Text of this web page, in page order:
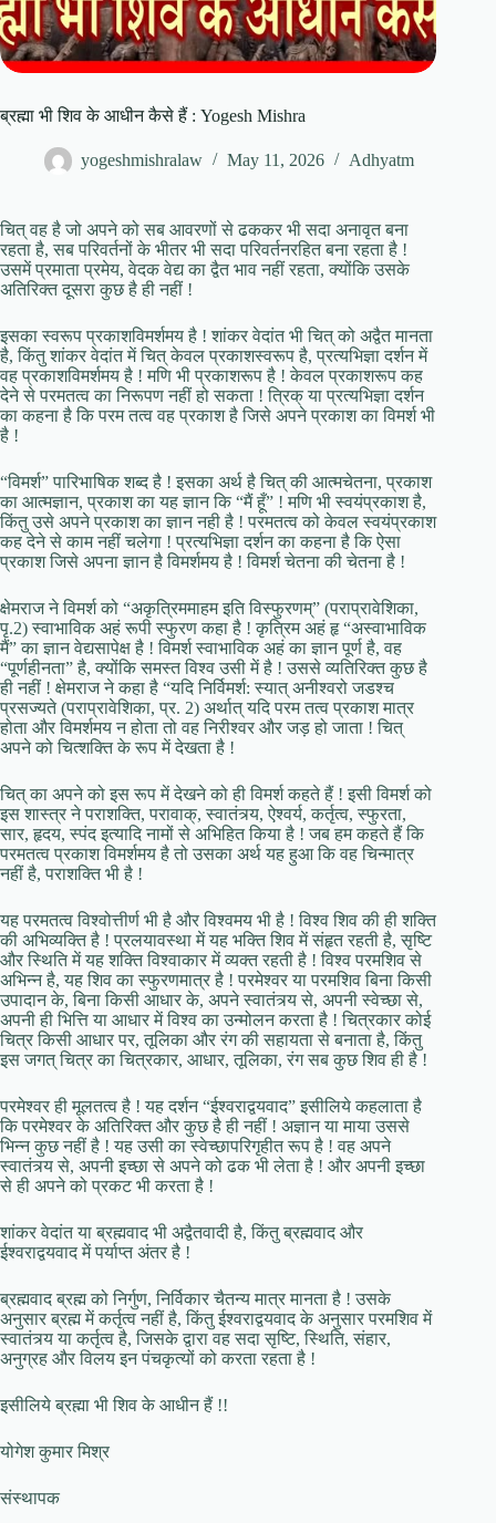
ब्रह्मा भी शिव के आधीन कैसे हैं : Yogesh Mishra
yogeshmishralaw May 11, 2026 Adhyatm
चित् वह है जो अपने को सब आवरणों से ढककर भी सदा अनावृत बना
रहता है, सब परिवर्तनों के भीतर भी सदा परिवर्तनरहित बना रहता है !
उसमें प्रमाता प्रमेय, वेदक वेद्य का द्वैत भाव नहीं रहता, क्योंकि उसके
अतिरिक्त दूसरा कुछ है ही नहीं !
इसका स्वरूप प्रकाशविमर्शमय है ! शांकर वेदांत भी चित् को अद्वैत मानता
है, किंतु शांकर वेदांत में चित् केवल प्रकाशस्वरूप है, प्रत्यभिज्ञा दर्शन में
वह प्रकाशविमर्शमय है ! मणि भी प्रकाशरूप है ! केवल प्रकाशरूप कह
देने से परमतत्व का निरूपण नहीं हो सकता ! त्रिक् या प्रत्यभिज्ञा दर्शन
का कहना है कि परम तत्व वह प्रकाश है जिसे अपने प्रकाश का विमर्श भी
है !
“विमर्श” पारिभाषिक शब्द है ! इसका अर्थ है चित् की आत्मचेतना, प्रकाश
का आत्मज्ञान, प्रकाश का यह ज्ञान कि “मैं हूँ” ! मणि भी स्वयंप्रकाश है,
किंतु उसे अपने प्रकाश का ज्ञान नही है ! परमतत्व को केवल स्वयंप्रकाश
कह देने से काम नहीं चलेगा ! प्रत्यभिज्ञा दर्शन का कहना है कि ऐसा
प्रकाश जिसे अपना ज्ञान है विमर्शमय है ! विमर्श चेतना की चेतना है !
क्षेमराज ने विमर्श को “अकृत्रिममाहम इति विस्फुरणम्” (पराप्रावेशिका,
पृ.2) स्वाभाविक अहं रूपी स्फुरण कहा है ! कृत्रिम अहं हृ “अस्वाभाविक
मैं” का ज्ञान वेद्यसापेक्ष है ! विमर्श स्वाभाविक अहं का ज्ञान पूर्ण है, वह
“पूर्णहीनता” है, क्योंकि समस्त विश्व उसी में है ! उससे व्यतिरिक्त कुछ है
ही नहीं ! क्षेमराज ने कहा है “यदि निर्विमर्श: स्यात् अनीश्वरो जडश्च
प्रसज्यते (पराप्रावेशिका, प्र. 2) अर्थात् यदि परम तत्व प्रकाश मात्र
होता और विमर्शमय न होता तो वह निरीश्वर और जड़ हो जाता ! चित्
अपने को चित्शक्ति के रूप में देखता है !
चित् का अपने को इस रूप में देखने को ही विमर्श कहते हैं ! इसी विमर्श को
इस शास्त्र ने पराशक्ति, परावाक्, स्वातंत्र्य, ऐश्वर्य, कर्तृत्व, स्फुरता,
सार, हृदय, स्पंद इत्यादि नामों से अभिहित किया है ! जब हम कहते हैं कि
परमतत्व प्रकाश विमर्शमय है तो उसका अर्थ यह हुआ कि वह चिन्मात्र
नहीं है, पराशक्ति भी है !
यह परमतत्व विश्वोत्तीर्ण भी है और विश्वमय भी है ! विश्व शिव की ही शक्ति
की अभिव्यक्ति है ! प्रलयावस्था में यह भक्ति शिव में संहृत रहती है, सृष्टि
और स्थिति में यह शक्ति विश्वाकार में व्यक्त रहती है ! विश्व परमशिव से
अभिन्न है, यह शिव का स्फुरणमात्र है ! परमेश्वर या परमशिव बिना किसी
उपादान के, बिना किसी आधार के, अपने स्वातंत्र्य से, अपनी स्वेच्छा से,
अपनी ही भित्ति या आधार में विश्व का उन्मोलन करता है ! चित्रकार कोई
चित्र किसी आधार पर, तूलिका और रंग की सहायता से बनाता है, किंतु
इस जगत् चित्र का चित्रकार, आधार, तूलिका, रंग सब कुछ शिव ही है !
परमेश्वर ही मूलतत्व है ! यह दर्शन “ईश्वराद्वयवाद” इसीलिये कहलाता है
कि परमेश्वर के अतिरिक्त और कुछ है ही नहीं ! अज्ञान या माया उससे
भिन्न कुछ नहीं है ! यह उसी का स्वेच्छापरिगृहीत रूप है ! वह अपने
स्वातंत्र्य से, अपनी इच्छा से अपने को ढक भी लेता है ! और अपनी इच्छा
से ही अपने को प्रकट भी करता है !
शांकर वेदांत या ब्रह्मवाद भी अद्वैतवादी है, किंतु ब्रह्मवाद और
ईश्वराद्वयवाद में पर्याप्त अंतर है !
ब्रह्मवाद ब्रह्म को निर्गुण, निर्विकार चैतन्य मात्र मानता है ! उसके
अनुसार ब्रह्म में कर्तृत्व नहीं है, किंतु ईश्वराद्वयवाद के अनुसार परमशिव में
स्वातंत्र्य या कर्तृत्व है, जिसके द्वारा वह सदा सृष्टि, स्थिति, संहार,
अनुग्रह और विलय इन पंचकृत्यों को करता रहता है !
इसीलिये ब्रह्मा भी शिव के आधीन हैं !!
योगेश कुमार मिश्र
संस्थापक